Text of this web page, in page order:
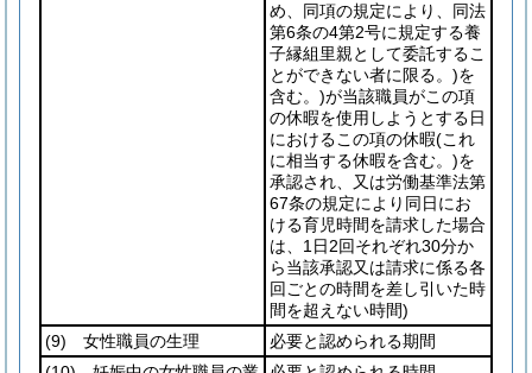
め、同項の規定により、同法
第6条の4第2号に規定する養
子縁組里親として委託するこ
とができない者に限る。)を
含む。)が当該職員がこの項
の休暇を使用しようとする日
におけるこの項の休暇(これ
に相当する休暇を含む。)を
承認され、又は労働基準法第
67条の規定により同日にお
ける育児時間を請求した場合
は、1日2回それぞれ30分か
ら当該承認又は請求に係る各
回ごとの時間を差し引いた時
間を超えない時間)
(9) 女性職員の生理
必要と認められる期間